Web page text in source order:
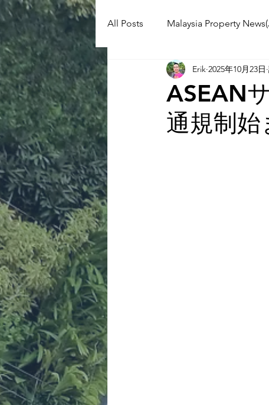
All Posts Malaysia Property
Aunty Aya Blog(J) Aunty
Shop Informetion(J) Event
ASEAN
通規制
Erik 2025年10月23日